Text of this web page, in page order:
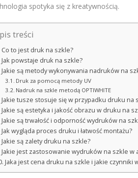
spotyka się z kreatywnością.
treści
Co to jest druk na szkle?
Jak powstaje druk na szkle?
Jakie są metody wykonywania nadruków na
Druk za pomocą metody UV
Nadruk na szkle metodą OPTIWHITE
Jakie tusze stosuje się w przypadku druku na
Jakie są estetyka i jakość obrazu w druku na
Jakie są trwałość i odporność wydruków na
Jak wygląda proces druku i łatwość montażu?
Jakie są zalety druku na szkle?
Jakie jest zastosowanie wydruków na szkle w
Jaka jest cena druku na szkle i jakie czynniki